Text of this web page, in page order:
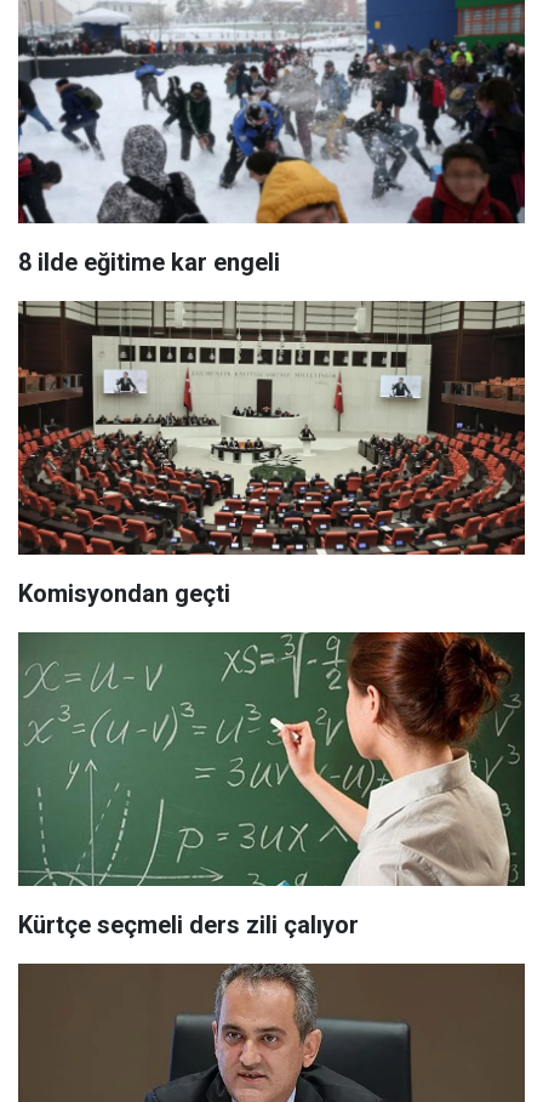
8 ilde eğitime kar engeli
Komisyondan geçti
Kürtçe seçmeli ders zili çalıyor